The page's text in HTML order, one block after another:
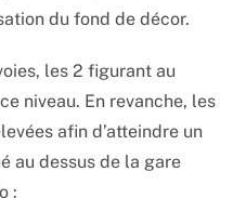
du fond de décor.
les 2 figurant au
niveau. En revanche, les
afin d’atteindre un
au dessus de la gare
: